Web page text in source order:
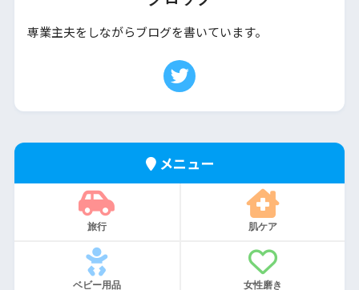
専業主夫をしながらブログを書いています。
メニュー
旅行 肌ケア
ベビー用品 女性磨き